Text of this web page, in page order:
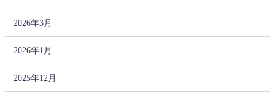
2026年3月
2026年1月
2025年12月